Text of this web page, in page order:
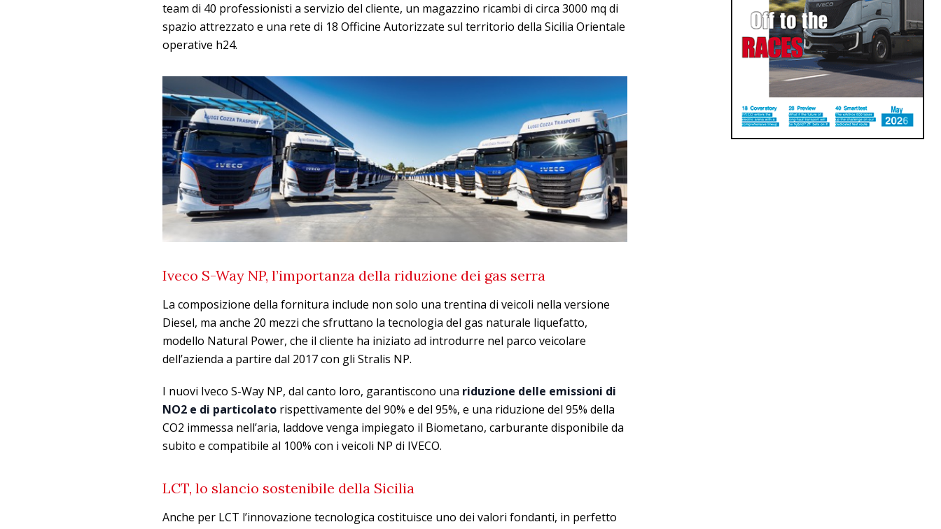
team di 40 professionisti a servizio del cliente, un magazzino ricambi di circa 3000 mq di
spazio attrezzato e una rete di 18 Officine Autorizzate sul territorio della Sicilia Orientale
operative h24.
Iveco S-Way NP, l’importanza della riduzione dei gas serra
La composizione della fornitura include non solo una trentina di veicoli nella versione
Diesel, ma anche 20 mezzi che sfruttano la tecnologia del gas naturale liquefatto,
modello Natural Power, che il cliente ha iniziato ad introdurre nel parco veicolare
dell’azienda a partire dal 2017 con gli Stralis NP.
I nuovi Iveco S-Way NP, dal canto loro, garantiscono una riduzione delle emissioni di
NO2 e di particolato rispettivamente del 90% e del 95%, e una riduzione del 95% della
CO2 immessa nell’aria, laddove venga impiegato il Biometano, carburante disponibile da
subito e compatibile al 100% con i veicoli NP di IVECO.
LCT, lo slancio sostenibile della Sicilia
Anche per LCT l’innovazione tecnologica costituisce uno dei valori fondanti, in perfetto